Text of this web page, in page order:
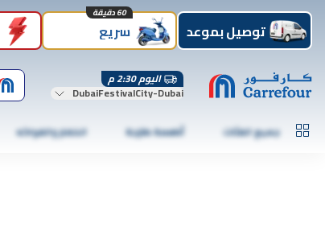
توصيل بموعد سريع
60 دقيقة
اليوم 2:30 م
DubaiFestivalCity-Dubai
جميع الفئات أطعمة طازجة الخضار والفواكه